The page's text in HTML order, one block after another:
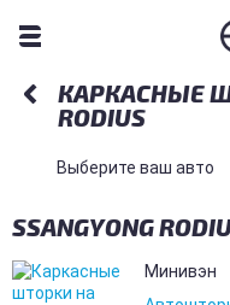
КАРКАСНЫЕ
RODIUS
Выберите ваш авто
SSANGYONG
Минивэн